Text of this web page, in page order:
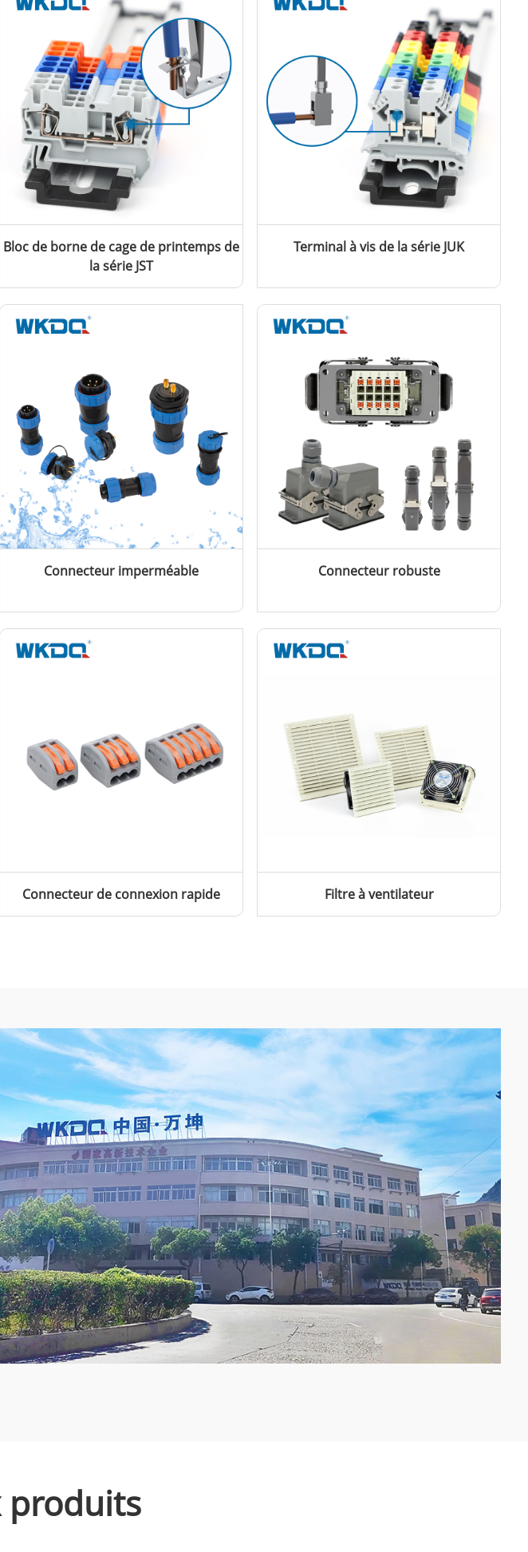
Bloc de borne de cage de printemps de
la série JST
Terminal à vis de la série JUK
Connecteur imperméable Connecteur robuste
Connecteur de connexion rapide Filtre à ventilateur
produits